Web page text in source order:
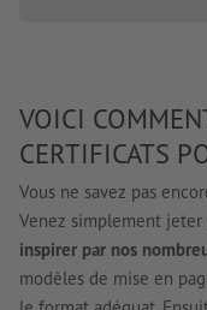
VOICI
CERTIFICATS
Vous ne savez pas
Venez simplement
inspirer par nos
modèles de mise en